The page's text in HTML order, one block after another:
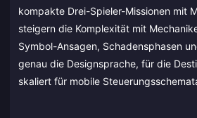
kompakte Drei-Spieler-Missionen mit
steigern die Komplexität mit
Symbol-Ansagen, Schadensphasen
genau die Designsprache, für die
skaliert für mobile